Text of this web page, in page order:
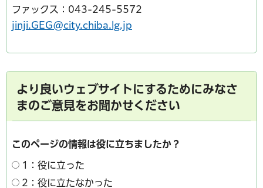
ファックス：043-245-5572
jinji.GEG@city.chiba.lg.jp
より良いウェブサイトにするためにみなさ
まのご意見をお聞かせください
このページの情報は役に立ちましたか？
1：役に立った
2：役に立たなかった